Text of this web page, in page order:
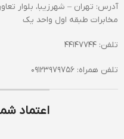
آدرس: تهران – شهرزیبا، بلوار
مخابرات طبقه اول واحد یک
تلفن: 44147744
تلفن همراه: 09123979756
اعتماد